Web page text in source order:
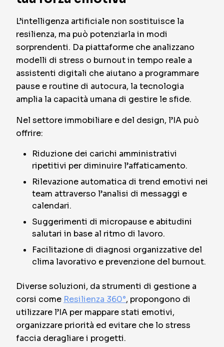
L’intelligenza artificiale non sostituisce la
resilienza, ma può potenziarla in modi
sorprendenti. Da piattaforme che analizzano
modelli di stress o burnout in tempo reale a
assistenti digitali che aiutano a programmare
pause e routine di autocura, la tecnologia
amplia la capacità umana di gestire le sfide.
Nel settore immobiliare e del design, l’IA può
offrire:
Riduzione dei carichi amministrativi
ripetitivi per diminuire l’affaticamento.
Rilevazione automatica di trend emotivi nei
team attraverso l’analisi di messaggi e
calendari.
Suggerimenti di micropause e abitudini
salutari in base al ritmo di lavoro.
Facilitazione di diagnosi organizzative del
clima lavorativo e prevenzione del burnout.
Diverse soluzioni, da strumenti di gestione a
corsi come Resilienza 360°, propongono di
utilizzare l’IA per mappare stati emotivi,
organizzare priorità ed evitare che lo stress
faccia deragliare i progetti.